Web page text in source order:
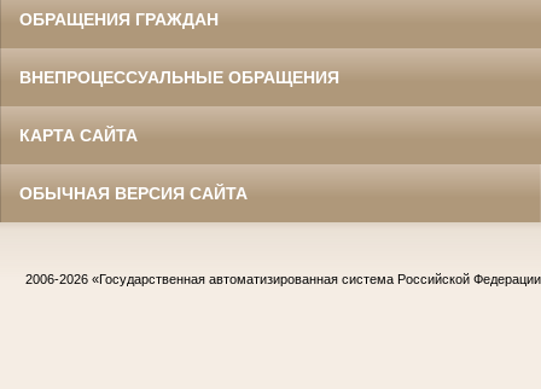
ОБРАЩЕНИЯ ГРАЖДАН
ВНЕПРОЦЕССУАЛЬНЫЕ ОБРАЩЕНИЯ
КАРТА САЙТА
ОБЫЧНАЯ ВЕРСИЯ САЙТА
2006-2026 «Государственная автоматизированная система Российской